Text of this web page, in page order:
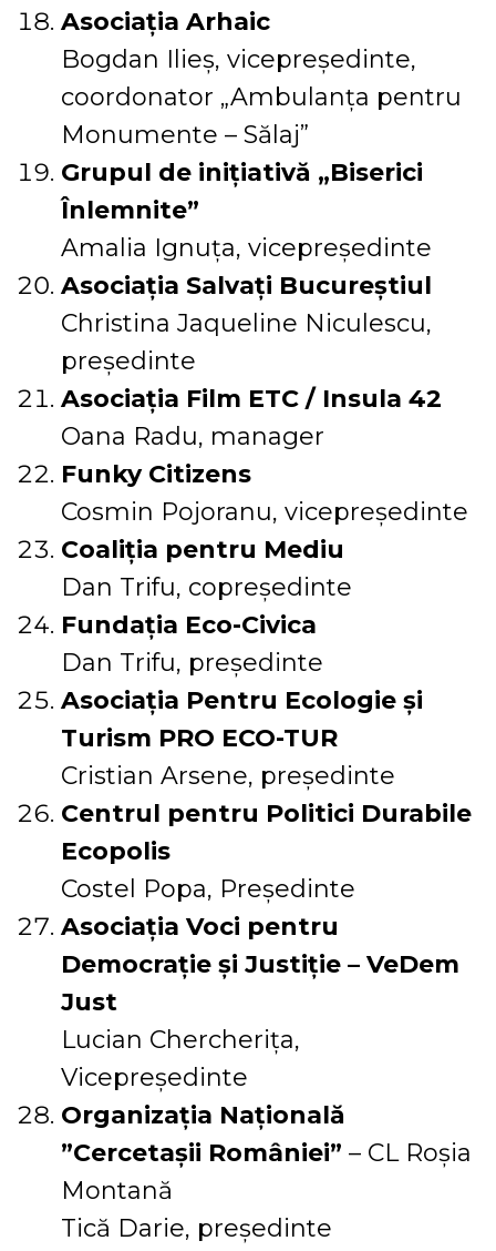
Asociația Arhaic
Bogdan Ilieș, vicepreședinte,
coordonator „Ambulanța pentru
Monumente – Sălaj”
Grupul de inițiativă „Biserici
Înlemnite”
Amalia Ignuța, vicepreședinte
Asociația Salvați Bucureștiul
Christina Jaqueline Niculescu,
președinte
Asociația Film ETC / Insula 42
Oana Radu, manager
Funky Citizens
Cosmin Pojoranu, vicepreședinte
Coaliția pentru Mediu
Dan Trifu, copreședinte
Fundația Eco-Civica
Dan Trifu, președinte
Asociația Pentru Ecologie și
Turism PRO ECO-TUR
Cristian Arsene, președinte
Centrul pentru Politici Durabile
Ecopolis
Costel Popa, Președinte
Asociaţia Voci pentru
Democraţie şi Justiţie – VeDem
Just
Lucian Chercherița,
Vicepreședinte
Organizația Națională
”Cercetașii României” – CL Roșia
Montană
Tică Darie, președinte